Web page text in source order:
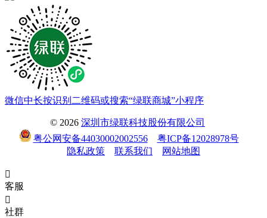
微信中长按识别二维码或搜索“绿联商城”小程序
© 2026 深圳市绿联科技股份有限公司
粤公网安备44030002002556
粤ICP备12028978号
隐私政策
联系我们 网站地图

客服

社群